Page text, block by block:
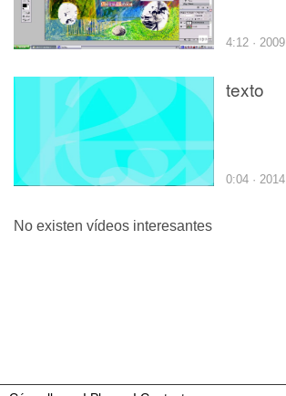
4:12 · 2009
texto
0:04 · 2014
No existen vídeos interesantes